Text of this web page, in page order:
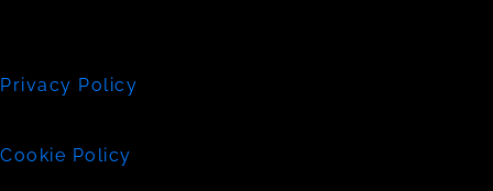
Privacy Policy
Cookie Policy